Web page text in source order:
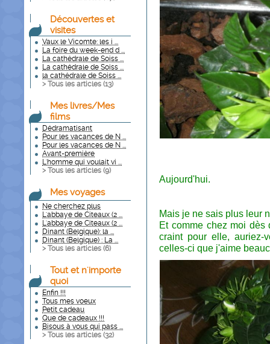
Découvertes et
visites
Vaux le Vicomte: les i ...
La foire du week-end d ...
La cathédrale de Soiss ...
La cathédrale de Soiss ...
la cathédrale de Soiss ...
> Tous les articles (13)
Mes livres/Mes
films
Dédramatisant
Pour les vacances de N ...
Pour les vacances de N ...
Avant-première
L'homme qui voulait vi ...
> Tous les articles (9)
Mes voyages
Ne cherchez plus
L'abbaye de Citeaux (2 ...
L'abbaye de Citeaux (2 ...
Dinant (Belgique): la ...
Dinant (Belgique) : La ...
> Tous les articles (6)
Tout et n'importe
quoi
Enfin !!!
Tous mes voeux
Petit cadeau
Que de cadeaux !!!
Bisous à vous qui pass ...
> Tous les articles (32)
Aujourd'hui.
Mais je ne sais plus leur
Et comme chez moi dès
craint pour elle, auriez-
celles-ci que j'aime